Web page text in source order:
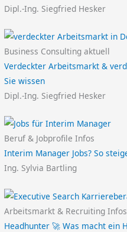
Dipl.-Ing. Siegfried Hesker
Business Consulting aktuell
Verdeckter Arbeitsmarkt &
Sie wissen
Dipl.-Ing. Siegfried Hesker
Beruf & Jobprofile Infos
Interim Manager Jobs? So
Ing. Sylvia Bartling
Arbeitsmarkt & Recruiting Infos
Headhunter 🚀 Was macht ein